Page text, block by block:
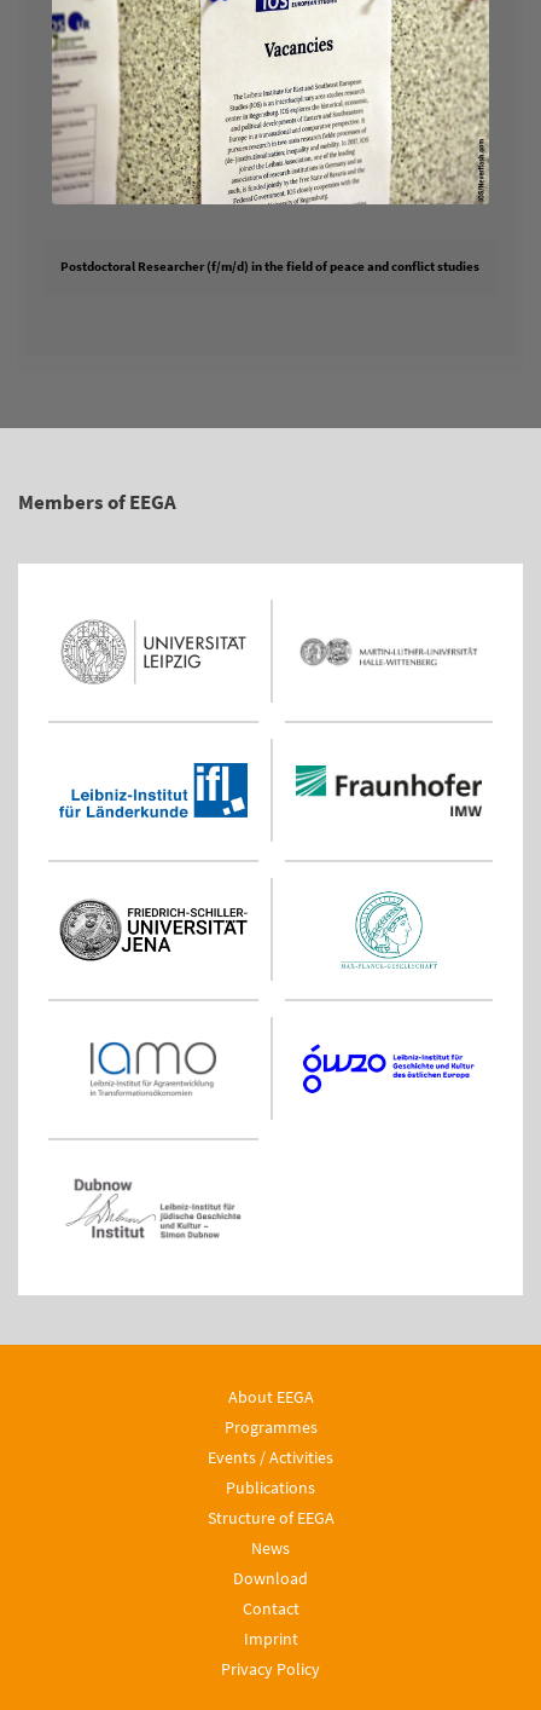
Postdoctoral Researcher (f/m/d) in the field of peace and conflict studies
Members of EEGA
About EEGA
Programmes
Events / Activities
Publications
Structure of EEGA
News
Download
Contact
Imprint
Privacy Policy